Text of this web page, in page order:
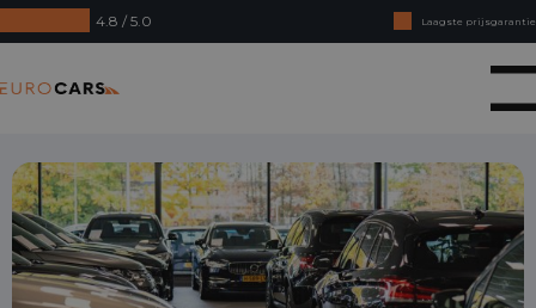
4.8 / 5.0
Laagste prijsgarantie
Online kopen, niet goed geld terug
Financial lease - Soepele acceptatie